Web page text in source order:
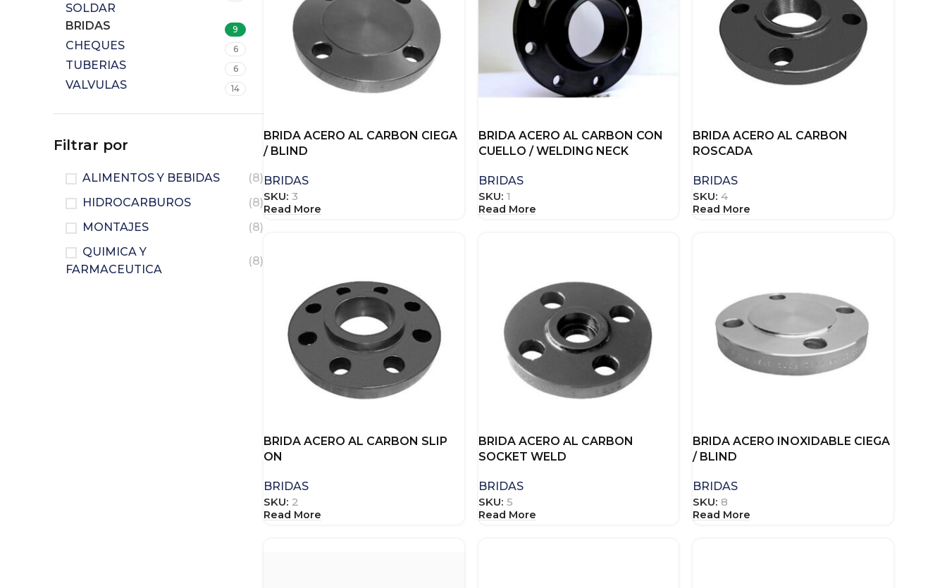
SOLDAR
BRIDAS 9
CHEQUES 6
TUBERIAS 6
VALVULAS 14
Filtrar por
ALIMENTOS Y BEBIDAS
(8)
HIDROCARBUROS
(8)
MONTAJES
(8)
QUIMICA Y
FARMACEUTICA
(8)
BRIDA ACERO AL CARBON CIEGA
/ BLIND
BRIDAS
SKU: 3
Read More
BRIDA ACERO AL CARBON CON
CUELLO / WELDING NECK
BRIDAS
SKU: 1
Read More
BRIDA ACERO AL CARBON
ROSCADA
BRIDAS
SKU:4
Read More
BRIDA ACERO AL CARBON SLIP
ON
BRIDAS
SKU: 2
Read More
BRIDA ACERO AL CARBON
SOCKET WELD
BRIDAS
SKU: 5
Read More
BRIDA ACERO INOXIDABLE CIEGA
/ BLIND
BRIDAS
SKU:8
Read More